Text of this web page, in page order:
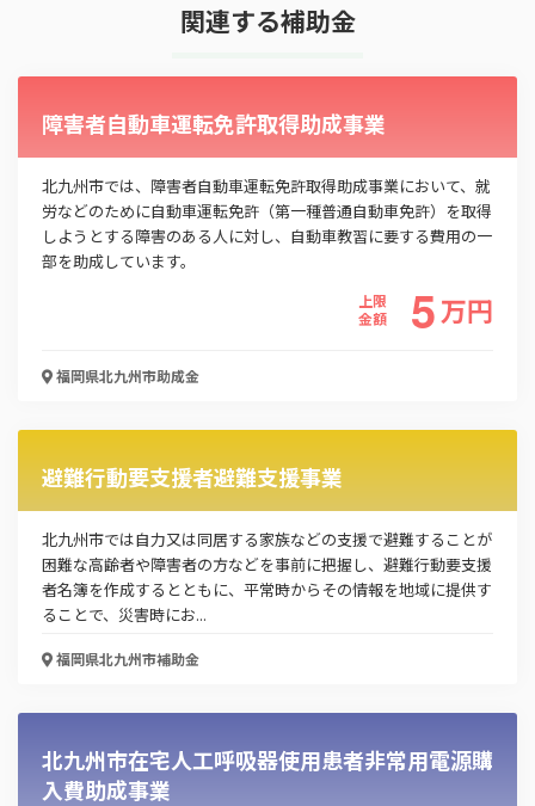
子ども食堂開設等補助事業
お名前
会社名
メールアドレス
電話番号
で本サービスの利用規約に同意したものとみなさ
関連する補助金
障害者自動車運転免許取得助成事業
北九州市では、障害者自動車運転免許取得助成事業において、就
労などのために自動車運転免許（第一種普通自動車免許）を取得
しようとする障害のある人に対し、自動車教習に要する費用の一
部を助成しています。
上限
金額
5万円
福岡県北九州市助成金
避難行動要支援者避難支援事業
北九州市では自力又は同居する家族などの支援で避難することが
困難な高齢者や障害者の方などを事前に把握し、避難行動要支援
者名簿を作成するとともに、平常時からその情報を地域に提供す
ることで、災害時にお...
福岡県北九州市補助金
北九州市在宅人工呼吸器使用患者非常用電源購
入費助成事業